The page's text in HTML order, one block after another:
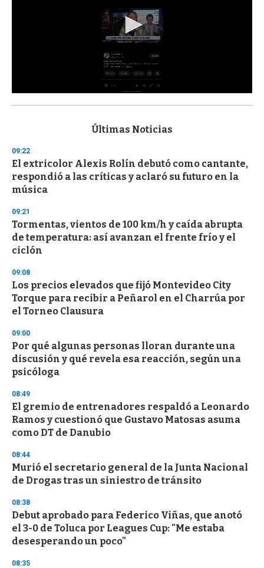
s
d
s
o
f
3
s
e
c
o
n
Últimas Noticias
09:22
El extricolor Alexis Rolín debutó como cantante,
respondió a las críticas y aclaró su futuro en la
música
09:21
Tormentas, vientos de 100 km/h y caída abrupta
de temperatura: así avanzan el frente frío y el
ciclón
09:08
Los precios elevados que fijó Montevideo City
Torque para recibir a Peñarol en el Charrúa por
el Torneo Clausura
09:00
Por qué algunas personas lloran durante una
discusión y qué revela esa reacción, según una
psicóloga
08:49
El gremio de entrenadores respaldó a Leonardo
Ramos y cuestionó que Gustavo Matosas asuma
como DT de Danubio
08:44
Murió el secretario general de la Junta Nacional
de Drogas tras un siniestro de tránsito
08:38
Debut aprobado para Federico Viñas, que anotó
el 3-0 de Toluca por Leagues Cup: "Me estaba
desesperando un poco"
08:35